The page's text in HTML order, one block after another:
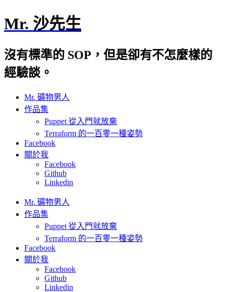
Mr. 沙先生
沒有標準的 SOP，但是卻有不怎麼樣的
經驗談。
Mr. 礦物男人
作品集
Puppet 從入門就放棄
Terraform 的一百零一種姿勢
Facebook
關於我
Facebook
Github
Linkedin
Mr. 礦物男人
作品集
Puppet 從入門就放棄
Terraform 的一百零一種姿勢
Facebook
關於我
Facebook
Github
Linkedin